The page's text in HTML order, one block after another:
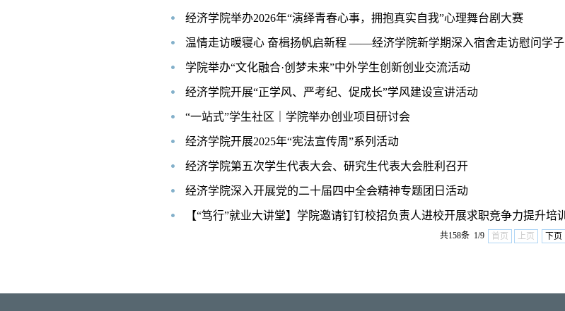
经济学院举办2026年“演绎青春心事，拥抱真实自我”心理舞台剧大赛
温情走访暖寝心 奋楫扬帆启新程 ——经济学院新学期深入宿舍走访慰问学子
学院举办“文化融合·创梦未来”中外学生创新创业交流活动
经济学院开展“正学风、严考纪、促成长”学风建设宣讲活动
“一站式”学生社区｜学院举办创业项目研讨会
经济学院开展2025年“宪法宣传周”系列活动
经济学院第五次学生代表大会、研究生代表大会胜利召开
经济学院深入开展党的二十届四中全会精神专题团日活动
【“笃行”就业大讲堂】学院邀请钉钉校招负责人进校开展求职竞争力提升培训
共158条 1/9 首页 上页 下页